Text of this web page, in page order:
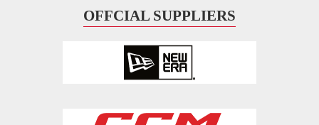
OFFCIAL SUPPLIERS